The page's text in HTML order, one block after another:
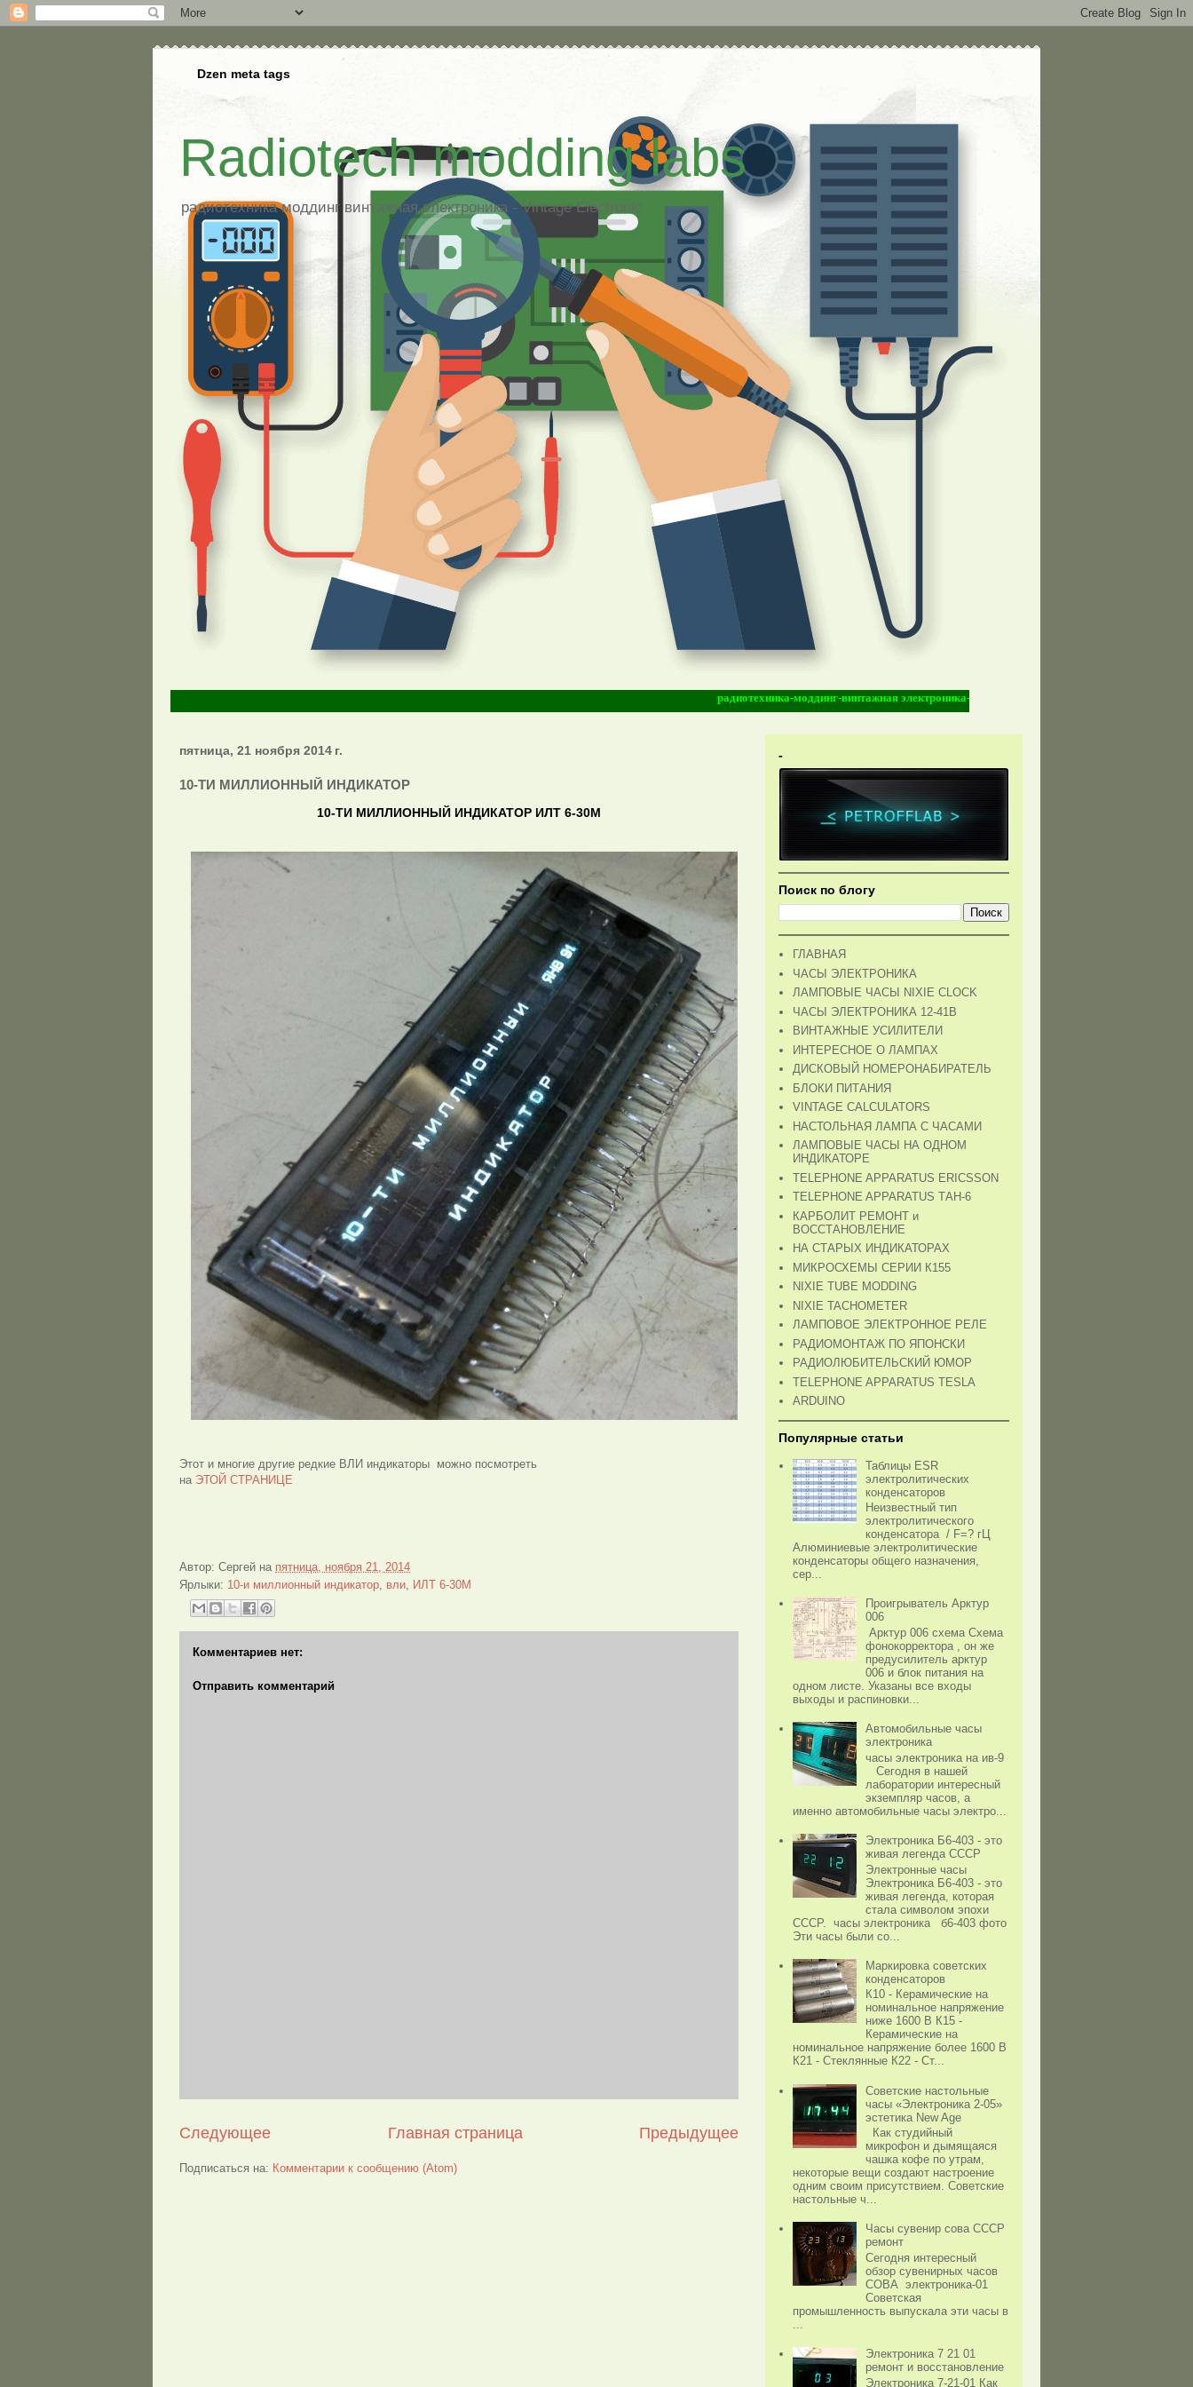
Dzen meta tags
Radiotech modding labs
радиотехника моддинг винтажная электроника - Vintage Electronic
радиотехника-моддинг-винтажная электроника-Vintage Electronic-киберпанк
пятница, 21 ноября 2014 г.
10-ТИ МИЛЛИОННЫЙ ИНДИКАТОР
10-ТИ МИЛЛИОННЫЙ ИНДИКАТОР ИЛТ 6-30М
Этот и многие другие редкие ВЛИ индикаторы можно посмотреть
на ЭТОЙ СТРАНИЦЕ
Автор: Сергей на пятница, ноября 21, 2014
Ярлыки: 10-и миллионный индикатор вли ИЛТ 6-30М
Комментариев нет:
Отправить комментарий
Следующее Предыдущее
Главная страница
Подписаться на: Комментарии к сообщению (Atom)
-
Поиск по блогу
ГЛАВНАЯ
ЧАСЫ ЭЛЕКТРОНИКА
ЛАМПОВЫЕ ЧАСЫ NIXIE CLOCK
ЧАСЫ ЭЛЕКТРОНИКА 12-41В
ВИНТАЖНЫЕ УСИЛИТЕЛИ
ИНТЕРЕСНОЕ О ЛАМПАХ
ДИСКОВЫЙ НОМЕРОНАБИРАТЕЛЬ
БЛОКИ ПИТАНИЯ
VINTAGE CALCULATORS
НАСТОЛЬНАЯ ЛАМПА С ЧАСАМИ
ЛАМПОВЫЕ ЧАСЫ НА ОДНОМ
ИНДИКАТОРЕ
TELEPHONE APPARATUS ERICSSON
TELEPHONE APPARATUS ТАН-6
КАРБОЛИТ РЕМОНТ и
ВОССТАНОВЛЕНИЕ
НА СТАРЫХ ИНДИКАТОРАХ
МИКРОСХЕМЫ СЕРИИ К155
NIXIE TUBE MODDING
NIXIE TACHOMETER
ЛАМПОВОЕ ЭЛЕКТРОННОЕ РЕЛЕ
РАДИОМОНТАЖ ПО ЯПОНСКИ
РАДИОЛЮБИТЕЛЬСКИЙ ЮМОР
TELEPHONE APPARATUS TESLA
ARDUINO
Популярные статьи
Таблицы ESR
электролитических
конденсаторов
Неизвестный тип
электролитического
конденсатора / F=? гЦ
Алюминиевые электролитические
конденсаторы общего назначения,
сер...
Проигрыватель Арктур
006
Арктур 006 схема Схема
фонокорректора , он же
предусилитель арктур
006 и блок питания на
одном листе. Указаны все входы
выходы и распиновки...
Автомобильные часы
электроника
часы электроника на ив-9
Сегодня в нашей
лаборатории интересный
экземпляр часов, а
именно автомобильные часы электро...
Электроника Б6-403 - это
живая легенда СССР
Электронные часы
Электроника Б6-403 - это
живая легенда, которая
стала символом эпохи
СССР. часы электроника б6-403 фото
Эти часы были со...
Маркировка советских
конденсаторов
К10 - Керамические на
номинальное напряжение
ниже 1600 В К15 -
Керамические на
номинальное напряжение более 1600 В
К21 - Стеклянные К22 - Ст...
Советские настольные
часы «Электроника 2-05»
эстетика New Age
Как студийный
микрофон и дымящаяся
чашка кофе по утрам,
некоторые вещи создают настроение
одним своим присутствием. Советские
настольные ч...
Часы сувенир сова СССР
ремонт
Сегодня интересный
обзор сувенирных часов
СОВА электроника-01
Советская
промышленность выпускала эти часы в
Электроника 7 21 01
ремонт и восстановление
Электроника 7-21-01 Как